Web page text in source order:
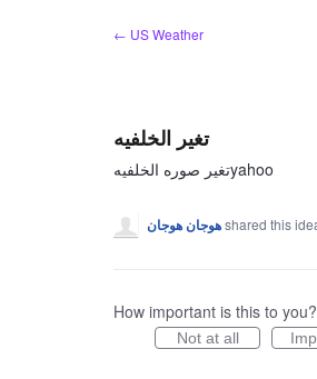
← US Weather
تغير الخلفيه
تغير صوره الخلفيهyahoo
هوجان هوجانshared this
How important is this to you?
Not at all